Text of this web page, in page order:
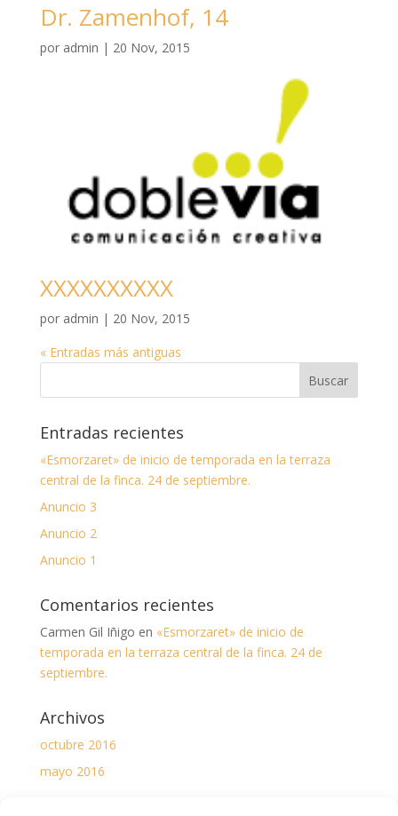
Dr. Zamenhof, 14
por admin | 20 Nov, 2015
XXXXXXXXXX
por admin | 20 Nov, 2015
« Entradas más antiguas
Entradas recientes
«Esmorzaret» de inicio de temporada en la terraza
central de la finca. 24 de septiembre.
Anuncio 3
Anuncio 2
Anuncio 1
Comentarios recientes
Carmen Gil Iñigo en «Esmorzaret» de inicio de
temporada en la terraza central de la finca. 24 de
septiembre.
Archivos
octubre 2016
mayo 2016